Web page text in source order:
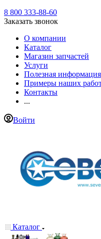
8 800 333-88-60
Заказать звонок
О компании
Каталог
Магазин запчастей
Услуги
Полезная информация
Примеры наших
Контакты
...
Войти
Каталог